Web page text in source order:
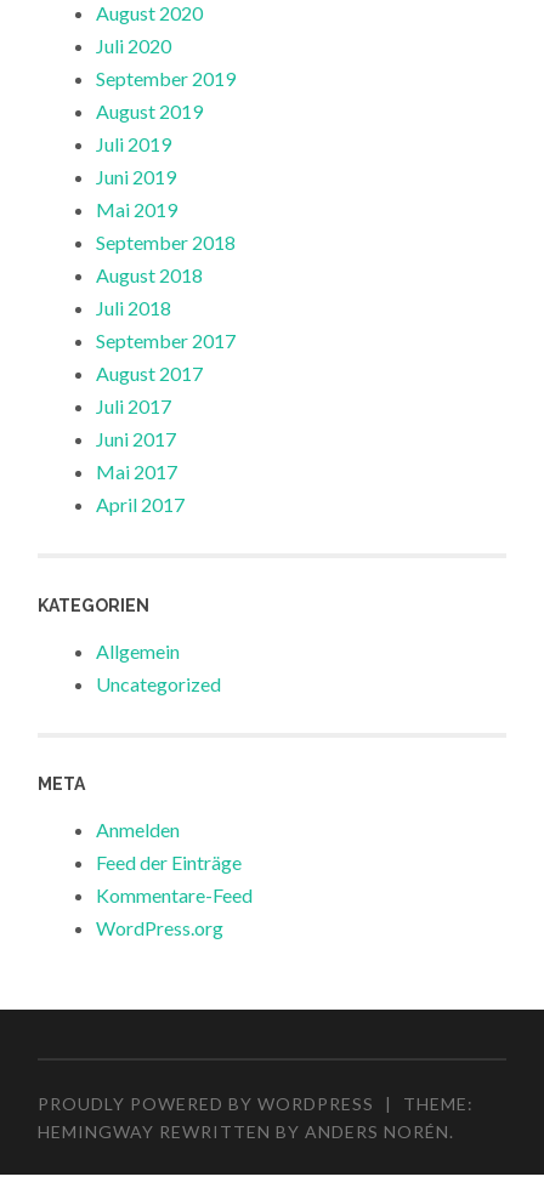
August 2020
Juli 2020
September 2019
August 2019
Juli 2019
Juni 2019
Mai 2019
September 2018
August 2018
Juli 2018
September 2017
August 2017
Juli 2017
Juni 2017
Mai 2017
April 2017
KATEGORIEN
Allgemein
Uncategorized
META
Anmelden
Feed der Einträge
Kommentare-Feed
WordPress.org
PROUDLY POWERED BY WORDPRESS |
THEME:
HEMINGWAY REWRITTEN BYANDERS NORÉN.